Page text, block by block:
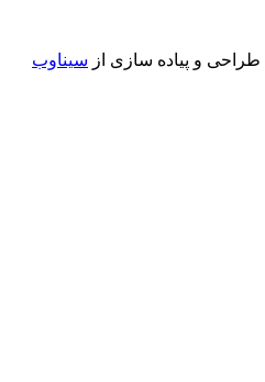
طراحی و پیاده سازی از سیناوب